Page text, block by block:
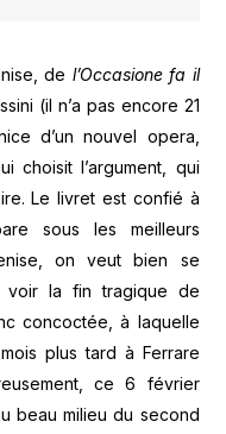
de l’Occasione fa il
(il n’a pas encore 21
d’un nouvel opera,
choisit l’argument, qui
Le livret est confié à
sous les meilleurs
on veut bien se
voir la fin tragique de
concoctée, à laquelle
plus tard à Ferrare
ce 6 février
beau milieu du second